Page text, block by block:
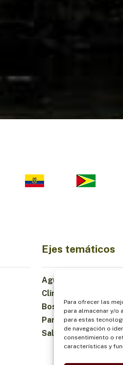
Para ofrecer las
para almacenar y/o
para estas
de navegación o
consentimiento o
características y
Ejes temáticos
Agua
Clima
Bosques y
Participación
Salud y Alimentación